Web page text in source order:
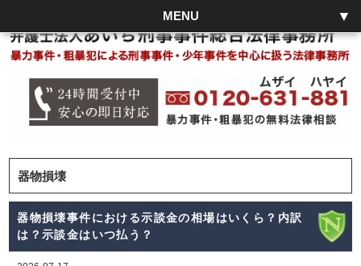
MENU
器物損壊
器物損壊事件における示談金の相場はいくら？内訳
は？示談金はいつ払う？